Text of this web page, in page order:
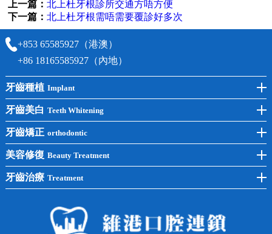
上一篇：北上杜牙根診所交通方唔方便
下一篇：北上杜牙根需唔需要覆診好多次
+853 65585927（港澳）
+86 18165585927（內地）
牙齒種植 Implant
前牙種植
後牙種植
單顆種植
半口種植
全口種植
牙齒美白 Teeth Whitening
冷光美白
洗牙
黃黑牙
常見問題
牙齒矯正 orthodontic
牙齒矯正
兒童矯正
美容修復 Beauty Treatment
全瓷牙
牙齒治療 Treatment